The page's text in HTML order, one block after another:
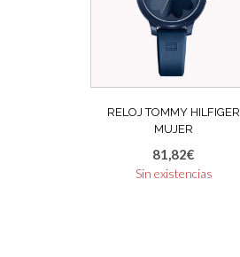
RELOJ TOMMY HILFIGER
MUJER
81,82€
Sin existencias